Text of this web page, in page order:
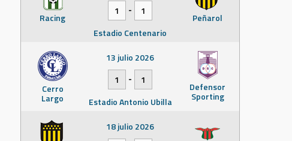
Racing Peñarol
1
-
1
Estadio Centenario
Cerro
Largo
Defensor
Sporting
13 julio 2026
1
-
1
Estadio Antonio Ubilla
18 julio 2026